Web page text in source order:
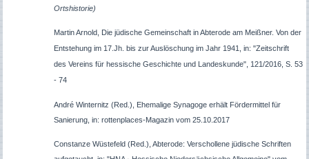
Ortshistorie)
Martin Arnold, Die jüdische Gemeinschaft in Abterode am Meißner. Von der
Entstehung im 17.Jh. bis zur Auslöschung im Jahr 1941, in: "Zeitschrift
des Vereins für hessische Geschichte und Landeskunde", 121/2016, S. 53
- 74
André Winternitz (Red.), Ehemalige Synagoge erhält Fördermittel für
Sanierung, in: rottenplaces-Magazin vom 25.10.2017
Constanze Wüstefeld (Red.), Abterode: Verschollene jüdische Schriften